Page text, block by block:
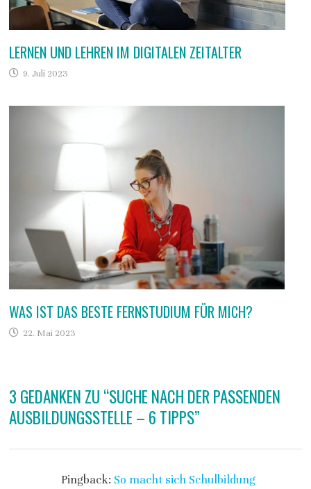
LERNEN UND LEHREN IM DIGITALEN ZEITALTER
9. Juli 2023
WAS IST DAS BESTE FERNSTUDIUM FÜR MICH?
22. Mai 2023
3 GEDANKEN ZU “SUCHE NACH DER PASSENDEN
AUSBILDUNGSSTELLE – 6 TIPPS”
Pingback: So macht sich Schulbildung